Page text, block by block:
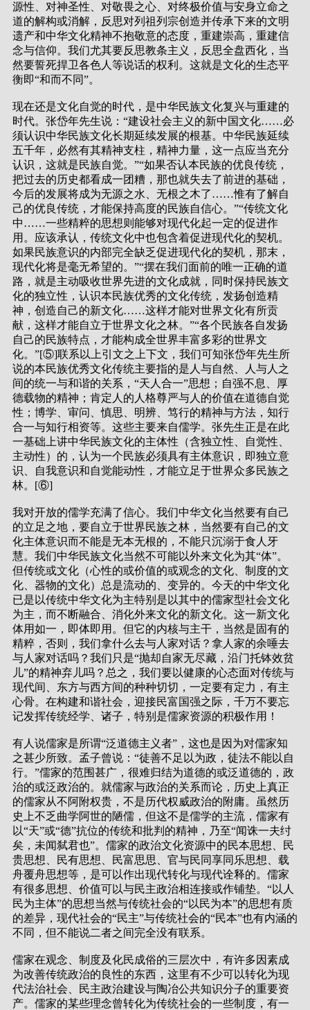
源性、对神圣性、对敬畏之心、对终极价值与安身立命之
道的解构或消解，反思对列祖列宗创造并传承下来的文明
遗产和中华文化精神不抱敬意的态度，重建崇高，重建信
念与信仰。我们尤其要反思教条主义，反思全盘西化，当
然要誓死捍卫各色人等说话的权利。这就是文化的生态平
衡即“和而不同”。
现在还是文化自觉的时代，是中华民族文化复兴与重建的
时代。张岱年先生说：“建设社会主义的新中国文化……必
须认识中华民族文化长期延续发展的根基。中华民族延续
五千年，必然有其精神支柱，精神力量，这一点应当充分
认识，这就是民族自觉。”“如果否认本民族的优良传统，
把过去的历史都看成一团糟，那也就失去了前进的基础，
今后的发展将成为无源之水、无根之木了……惟有了解自
己的优良传统，才能保持高度的民族自信心。”“传统文化
中……一些精粹的思想则能够对现代化起一定的促进作
用。应该承认，传统文化中也包含着促进现代化的契机。
如果民族意识的内部完全缺乏促进现代化的契机，那末，
现代化将是毫无希望的。”“摆在我们面前的唯一正确的道
路，就是主动吸收世界先进的文化成就，同时保持民族文
化的独立性，认识本民族优秀的文化传统，发扬创造精
神，创造自己的新文化……这样才能对世界文化有所贡
献，这样才能自立于世界文化之林。”“各个民族各自发扬
自己的民族特点，才能构成全世界丰富多彩的世界文
化。”[⑤]联系以上引文之上下文，我们可知张岱年先生所
说的本民族优秀文化传统主要指的是人与自然、人与人之
间的统一与和谐的关系，“天人合一”思想；自强不息、厚
德载物的精神；肯定人的人格尊严与人的价值在道德自觉
性；博学、审问、慎思、明辨、笃行的精神与方法，知行
合一与知行相资等。这些主要来自儒学。张先生正是在此
一基础上讲中华民族文化的主体性（含独立性、自觉性、
主动性）的，认为一个民族必须具有主体意识，即独立意
识、自我意识和自觉能动性，才能立足于世界众多民族之
林。[⑥]
我对开放的儒学充满了信心。我们中华文化当然要有自己
的立足之地，要自立于世界民族之林，当然要有自己的文
化主体意识而不能是无本无根的，不能只沉溺于食人牙
慧。我们中华民族文化当然不可能以外来文化为其“体”。
但传统或文化（心性的或价值的或观念的文化、制度的文
化、器物的文化）总是流动的、变异的。今天的中华文化
已是以传统中华文化为主特别是以其中的儒家型社会文化
为主，而不断融合、消化外来文化的新文化。这一新文化
体用如一，即体即用。但它的内核与主干，当然是固有的
精粹，否则，我们拿什么去与人家对话？拿人家的余唾去
与人家对话吗？我们只是“抛却自家无尽藏，沿门托钵效贫
儿”的精神弃儿吗？总之，我们要以健康的心态面对传统与
现代间、东方与西方间的种种切切，一定要有定力，有主
心骨。在构建和谐社会，迎接民富国强之际，千万不要忘
记发挥传统经学、诸子，特别是儒家资源的积极作用！
有人说儒家是所谓“泛道德主义者”，这也是因为对儒家知
之甚少所致。孟子曾说：“徒善不足以为政，徒法不能以自
行。”儒家的范围甚广，很难归结为道德的或泛道德的，政
治的或泛政治的。就儒家与政治的关系而论，历史上真正
的儒家从不阿附权贵，不是历代权威政治的附庸。虽然历
史上不乏曲学阿世的陋儒，但这不是儒学的主流，儒家有
以“天”或“德”抗位的传统和批判的精神，乃至“闻诛一夫纣
矣，未闻弑君也”。儒家的政治文化资源中的民本思想、民
贵思想、民有思想、民富思思、官与民同享同乐思想、载
舟覆舟思想等，是可以作出现代转化与现代诠释的。儒家
有很多思想、价值可以与民主政治相连接或作铺垫。“以人
民为主体”的思想当然与传统社会的“以民为本”的思想有质
的差异，现代社会的“民主”与传统社会的“民本”也有内涵的
不同，但不能说二者之间完全没有联系。
儒家在观念、制度及化民成俗的三层次中，有许多因素成
为改善传统政治的良性的东西，这里有不少可以转化为现
代法治社会、民主政治建设与陶冶公共知识分子的重要资
产。儒家的某些理念曾转化为传统社会的一些制度，有一